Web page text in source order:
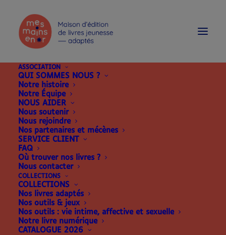
ASSOCIATION
QUI SOMMES NOUS ?
Notre histoire
Notre Équipe
NOUS AIDER
Nous soutenir
Nous rejoindre
Nos partenaires et mécènes
SERVICE CLIENT
FAQ
Où trouver nos livres ?
Nous contacter
COLLECTIONS
COLLECTIONS
Nos livres adaptés
Nos outils & jeux
Nos outils : vie intime, affective et sexuelle
Notre livre numérique
CATALOGUE 2026